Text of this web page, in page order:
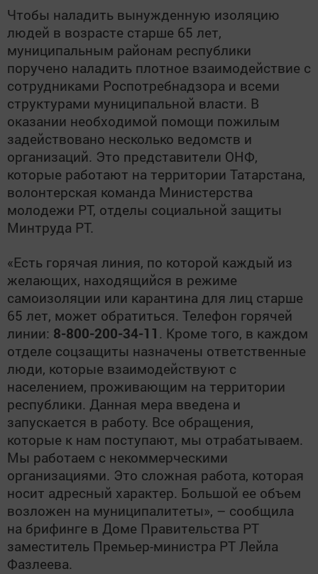
Чтобы наладить вынужденную изоляцию
людей в возрасте старше 65 лет,
муниципальным районам республики
поручено наладить плотное взаимодействие с
сотрудниками Роспотребнадзора и всеми
структурами муниципальной власти. В
оказании необходимой помощи пожилым
задействовано несколько ведомств и
организаций. Это представители ОНФ,
которые работают на территории Татарстана,
волонтерская команда Министерства
молодежи РТ, отделы социальной защиты
Минтруда РТ.
«Есть горячая линия, по которой каждый из
желающих, находящийся в режиме
самоизоляции или карантина для лиц старше
65 лет, может обратиться. Телефон горячей
линии: 8-800-200-34-11 . Кроме того, в каждом
отделе соцзащиты назначены ответственные
люди, которые взаимодействуют с
населением, проживающим на территории
республики. Данная мера введена и
запускается в работу. Все обращения,
которые к нам поступают, мы отрабатываем.
Мы работаем с некоммерческими
организациями. Это сложная работа, которая
носит адресный характер. Большой ее объем
возложен на муниципалитеты», – сообщила
на брифинге в Доме Правительства РТ
заместитель Премьер-министра РТ Лейла
Фазлеева.